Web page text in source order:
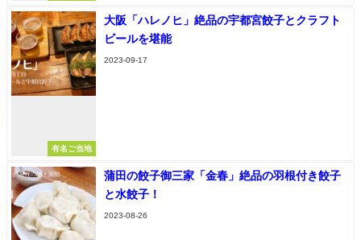
有名ご当地
大阪「ハレノヒ」絶品の宇都宮餃子とクラフト
ビールを堪能
2023-09-17
蒲田の餃子御三家「金春」絶品の羽根付き餃子
と水餃子！
2023-08-26